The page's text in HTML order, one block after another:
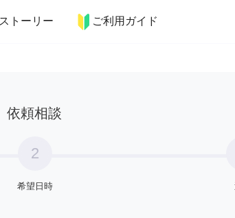
ストーリー ご利用ガイド
習い事 ペット 料理
依頼相談
2
希望日時